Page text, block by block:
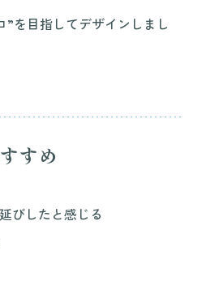
を目指してデザインしまし
すめ
びしたと感じる